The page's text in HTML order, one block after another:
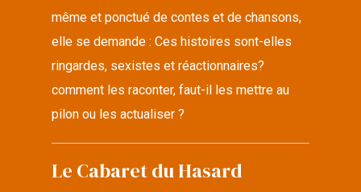
même et ponctué de contes et de chansons,
elle se demande : Ces histoires sont-elles
ringardes, sexistes et réactionnaires?
comment les raconter, faut-il les mettre au
pilon ou les actualiser ?
Le Cabaret du Hasard